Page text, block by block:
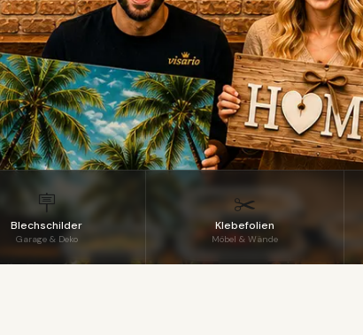
🪧
Blechschilder
Garage & Deko
✂️
Klebefolien
Möbel & Wände